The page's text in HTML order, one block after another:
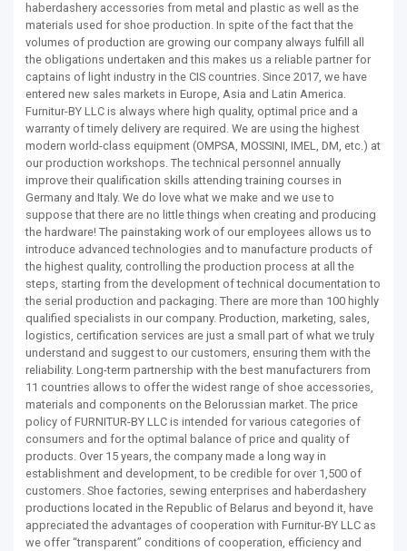
haberdashery accessories from metal and plastic as well as the
materials used for shoe production. In spite of the fact that the
volumes of production are growing our company always fulfill all
the obligations undertaken and this makes us a reliable partner for
captains of light industry in the CIS countries. Since 2017, we have
entered new sales markets in Europe, Asia and Latin America.
Furnitur-BY LLC is always where high quality, optimal price and a
warranty of timely delivery are required. We are using the highest
modern world-class equipment (OMPSA, MOSSINI, IMEL, DM, etc.) at
our production workshops. The technical personnel annually
improve their qualification skills attending training courses in
Germany and Italy. We do love what we make and we use to
suppose that there are no little things when creating and producing
the hardware! The painstaking work of our employees allows us to
introduce advanced technologies and to manufacture products of
the highest quality, controlling the production process at all the
steps, starting from the development of technical documentation to
the serial production and packaging. There are more than 100 highly
qualified specialists in our company. Production, marketing, sales,
logistics, certification services are just a small part of what we truly
understand and suggest to our customers, ensuring them with the
reliability. Long-term partnership with the best manufacturers from
11 countries allows to offer the widest range of shoe accessories,
materials and components on the Belorussian market. The price
policy of FURNITUR-BY LLC is intended for various categories of
consumers and for the optimal balance of price and quality of
products. Over 15 years, the company made a long way in
establishment and development, to be credible for over 1,500 of
customers. Shoe factories, sewing enterprises and haberdashery
productions located in the Republic of Belarus and beyond it, have
appreciated the advantages of cooperation with Furnitur-BY LLC as
we offer “transparent” conditions of cooperation, efficiency and